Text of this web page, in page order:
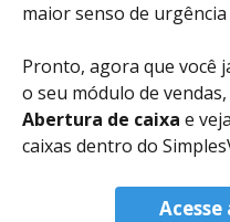
maior senso de
Pronto, agora que você
o seu módulo de vendas,
Abertura de caixa e
caixas dentro do